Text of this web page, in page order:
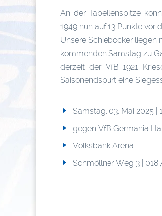
An der Tabellenspitze
1949 nun auf 13 Punkte
Unsere Schiebocker liegen
kommenden Samstag zu
derzeit der VfB 1921
Saisonendspurt eine
Samstag, 03. Mai 2025 |
gegen VfB Germania
Volksbank Arena
Schmöllner Weg 3 |